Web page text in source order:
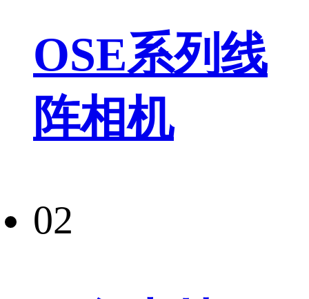
OSE系列线
阵相机
02